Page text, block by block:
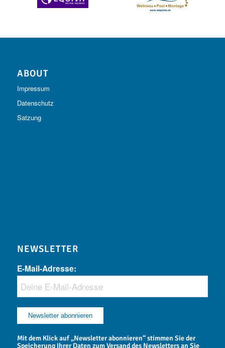
ABOUT
Impressum
Datenschutz
Satzung
NEWSLETTER
E-Mail-Adresse:
Mit dem Klick auf „Newsletter abonnieren“ stimmen Sie der
Speicherung Ihrer Daten zum Versand des Newsletters an Sie